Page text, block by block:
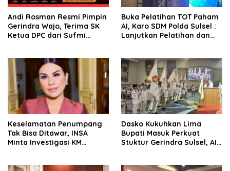
Andi Rosman Resmi Pimpin
Gerindra Wajo, Terima SK
Ketua DPC dari Sufmi
Buka Pelatihan TOT Paham
AI, Karo SDM Polda Sulsel :
Lanjutkan Pelatihan dan
Keselamatan Penumpang
Tak Bisa Ditawar, INSA
Minta Investigasi KM
Dasko Kukuhkan Lima
Bupati Masuk Perkuat
Stuktur Gerindra Sulsel, AIA